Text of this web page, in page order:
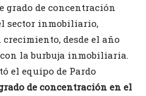
grado de concentración
sector inmobiliario,
desde el año
con la burbuja inmobiliaria.
el equipo de Pardo
de concentración en el